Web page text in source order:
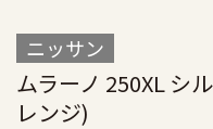
ニッサン
ムラーノ 250XL シ
レンジ)